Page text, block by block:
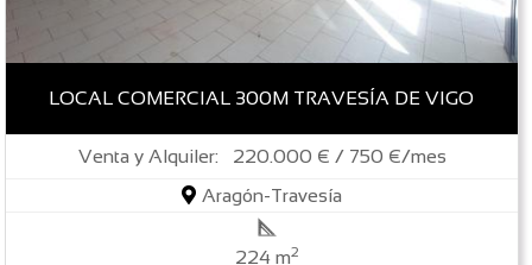
LOCAL COMERCIAL 300M TRAVESÍA DE VIGO
Venta y Alquiler: 220.000 € / 750 €/mes
Aragón-Travesía
224 m2